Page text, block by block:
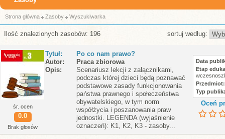
Strona główna Zasoby Wyszukiwarka
Ilość znalezionych zasobów: 196 sortuj według:
śr. ocen
0.0
Brak głosów
Tytuł
Po co nam prawo?
Autor
Praca zbiorowa
Opis
Scenariusz lekcji z załącznikami,
podczas której dzieci będą poznawać
podstawowe zasady funkcjonowania
państwa prawnego i społeczeństwa
obywatelskiego, w tym norm
współżycia i poszanowania praw
jednostki. LEGENDA (wyjaśnienie
oznaczeń): K1, K2, K3 - zasoby...
Data
Etap
Przedmiot
Typ
Oceń